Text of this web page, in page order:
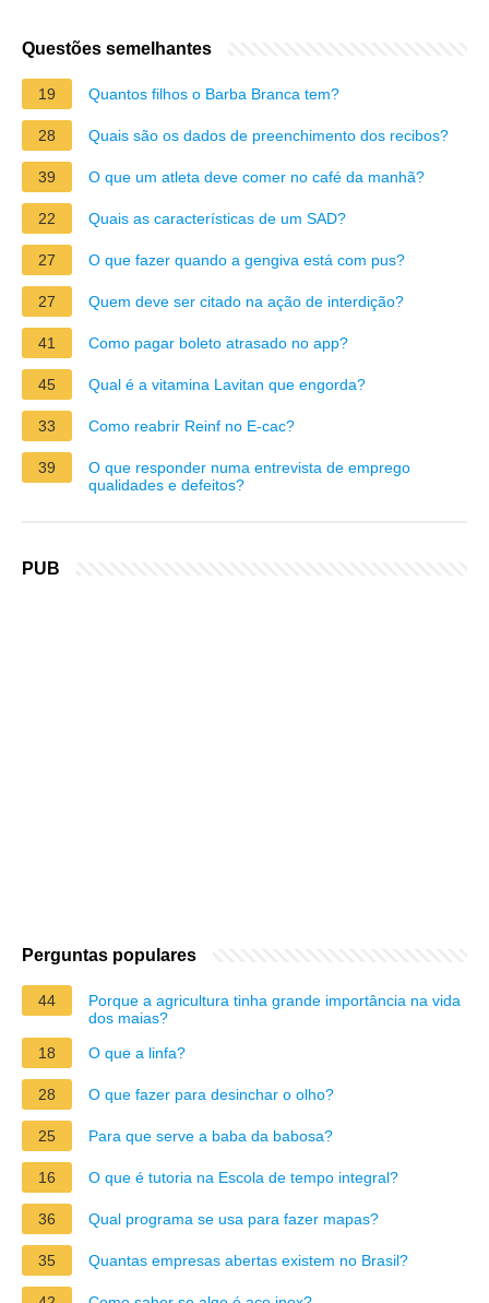
Questões semelhantes
19 Quantos filhos o Barba Branca tem?
28 Quais são os dados de preenchimento dos recibos?
39 O que um atleta deve comer no café da manhã?
22 Quais as características de um SAD?
27 O que fazer quando a gengiva está com pus?
27 Quem deve ser citado na ação de interdição?
41 Como pagar boleto atrasado no app?
45 Qual é a vitamina Lavitan que engorda?
33 Como reabrir Reinf no E-cac?
39
O que responder numa entrevista de emprego
qualidades e defeitos?
PUB
Perguntas populares
44
Porque a agricultura tinha grande importância na vida
dos maias?
18
O que a linfa?
28 O que fazer para desinchar o olho?
25 Para que serve a baba da babosa?
16 O que é tutoria na Escola de tempo integral?
36 Qual programa se usa para fazer mapas?
35 Quantas empresas abertas existem no Brasil?